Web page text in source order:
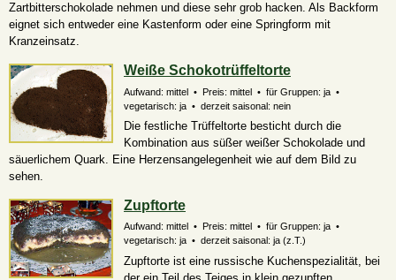
Zartbitterschokolade nehmen und diese sehr grob hacken. Als Backform
eignet sich entweder eine Kastenform oder eine Springform mit
Kranzeinsatz.
Weiße Schokotrüffeltorte
Aufwand: mittel • Preis: mittel • für Gruppen: ja •
vegetarisch: ja • derzeit saisonal: nein
Die festliche Trüffeltorte besticht durch die
Kombination aus süßer weißer Schokolade und
säuerlichem Quark. Eine Herzensangelegenheit wie auf dem Bild zu
sehen.
Zupftorte
Aufwand: mittel • Preis: mittel • für Gruppen: ja •
vegetarisch: ja • derzeit saisonal: ja (z.T.)
Zupftorte ist eine russische Kuchenspezialität, bei